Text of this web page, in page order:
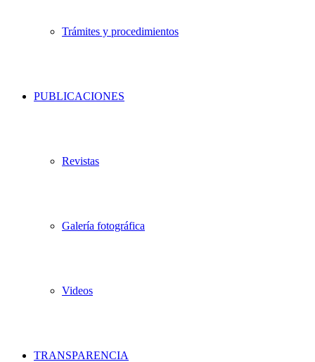
Trámites y procedimientos
PUBLICACIONES
Revistas
Galería fotográfica
Videos
TRANSPARENCIA